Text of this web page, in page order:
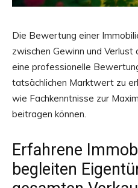
Die Bewertung einer
zwischen Gewinn und
eine professionelle
tatsächlichen Marktwert zu
wie Fachkenntnisse zur
beitragen können.
Erfahrene
begleiten